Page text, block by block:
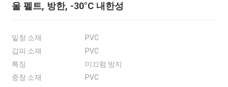
울 펠트, 방한, -30°C 내한성
밑창 소재
PVC
갑피 소재
PVC
특징
미끄럼 방지
중창 소재
PVC